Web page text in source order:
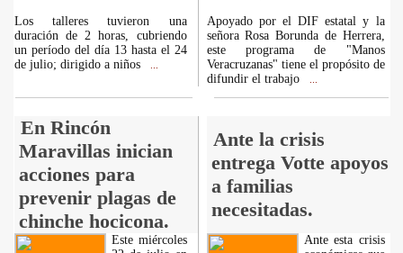
Los talleres tuvieron una
duración de 2 horas, cubriendo
un período del día 13 hasta el 24
de julio; dirigido a niños
Apoyado por el DIF estatal y la
señora Rosa Borunda de Herrera,
este programa de "Manos
Veracruzanas" tiene el propósito de
difundir el trabajo
En Rincón
Maravillas inician
acciones para
prevenir plagas de
chinche hocicona.
Ante la crisis
entrega Votte apoyos
a familias
necesitadas.
Este miércoles
Ante esta crisis